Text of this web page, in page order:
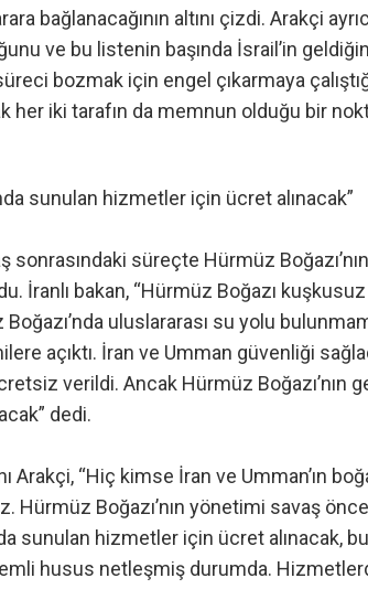
bağlanacağının altını çizdi. Arakçi
ve bu listenin başında İsrail’in
bozmak için engel çıkarmaya
her iki tarafın da memnun olduğu bir
sunulan hizmetler için ücret alınacak”
sonrasındaki süreçte Hürmüz
İranlı bakan, “Hürmüz Boğazı
Boğazı’nda uluslararası su yolu
açıktı. İran ve Umman güvenliği
verildi. Ancak Hürmüz Boğazı’nın
dedi.
Arakçi, “Hiç kimse İran ve Umman’ın
Hürmüz Boğazı’nın yönetimi savaş
sunulan hizmetler için ücret alınacak,
husus netleşmiş durumda.